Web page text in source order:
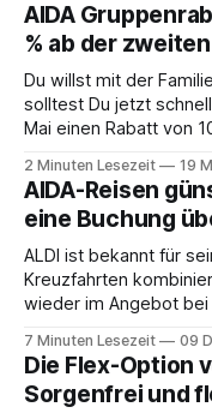
AIDA
% ab der
Du willst mit der
solltest Du jetzt
Mai einen Rabatt von
2 Minuten Lesezeit 19
AIDA-Reisen
eine Buchung
ALDI ist bekannt für
Kreuzfahrten
wieder im Angebot bei
attraktiv wirken und
Sicherheit, Komfort
7 Minuten Lesezeit 09
Die Flex-Option
Sorgenfrei und